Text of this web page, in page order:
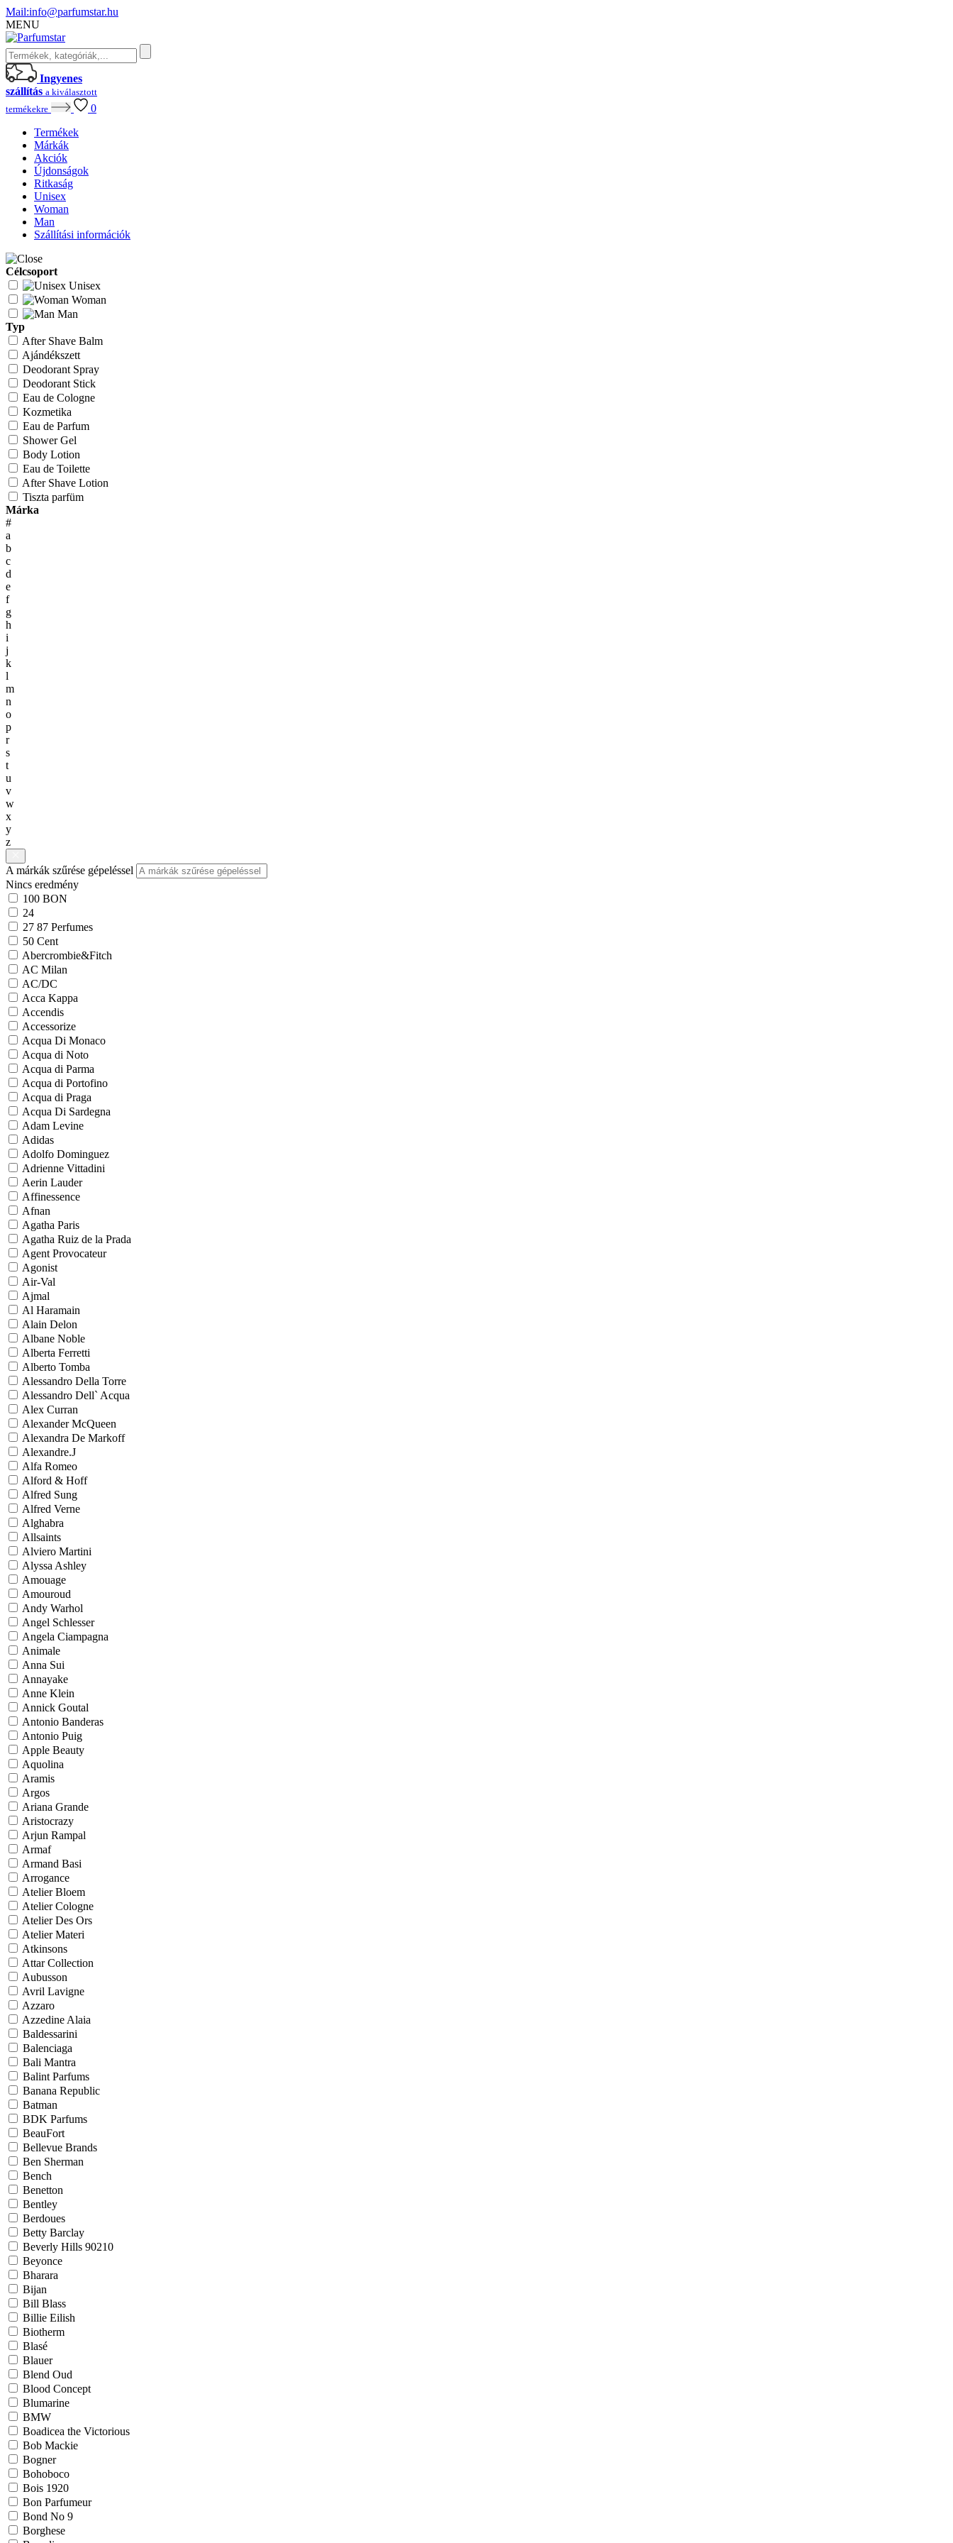
Mail:info@parfumstar.hu
MENU
Ingyenes
szállítás a kiválasztott
termékekre
0
Termékek
Márkák
Akciók
Újdonságok
Ritkaság
Unisex
Woman
Man
Szállítási információk
Célcsoport
Unisex
Woman
Man
Typ
After Shave Balm
Ajándékszett
Deodorant Spray
Deodorant Stick
Eau de Cologne
Kozmetika
Eau de Parfum
Shower Gel
Body Lotion
Eau de Toilette
After Shave Lotion
Tiszta parfüm
Márka
#
a
b
c
d
e
f
g
h
i
j
k
l
m
n
o
p
r
s
t
u
v
w
x
y
z
A márkák szűrése gépeléssel
Nincs eredmény
100 BON
24
27 87 Perfumes
50 Cent
Abercrombie&Fitch
AC Milan
AC/DC
Acca Kappa
Accendis
Accessorize
Acqua Di Monaco
Acqua di Noto
Acqua di Parma
Acqua di Portofino
Acqua di Praga
Acqua Di Sardegna
Adam Levine
Adidas
Adolfo Dominguez
Adrienne Vittadini
Aerin Lauder
Affinessence
Afnan
Agatha Paris
Agatha Ruiz de la Prada
Agent Provocateur
Agonist
Air-Val
Ajmal
Al Haramain
Alain Delon
Albane Noble
Alberta Ferretti
Alberto Tomba
Alessandro Della Torre
Alessandro Dell` Acqua
Alex Curran
Alexander McQueen
Alexandra De Markoff
Alexandre.J
Alfa Romeo
Alford & Hoff
Alfred Sung
Alfred Verne
Alghabra
Allsaints
Alviero Martini
Alyssa Ashley
Amouage
Amouroud
Andy Warhol
Angel Schlesser
Angela Ciampagna
Animale
Anna Sui
Annayake
Anne Klein
Annick Goutal
Antonio Banderas
Antonio Puig
Apple Beauty
Aquolina
Aramis
Argos
Ariana Grande
Aristocrazy
Arjun Rampal
Armaf
Armand Basi
Arrogance
Atelier Bloem
Atelier Cologne
Atelier Des Ors
Atelier Materi
Atkinsons
Attar Collection
Aubusson
Avril Lavigne
Azzaro
Azzedine Alaia
Baldessarini
Balenciaga
Bali Mantra
Balint Parfums
Banana Republic
Batman
BDK Parfums
BeauFort
Bellevue Brands
Ben Sherman
Bench
Benetton
Bentley
Berdoues
Betty Barclay
Beverly Hills 90210
Beyonce
Bharara
Bijan
Bill Blass
Billie Eilish
Biotherm
Blasé
Blauer
Blend Oud
Blood Concept
Blumarine
BMW
Boadicea the Victorious
Bob Mackie
Bogner
Bohoboco
Bois 1920
Bon Parfumeur
Bond No 9
Borghese